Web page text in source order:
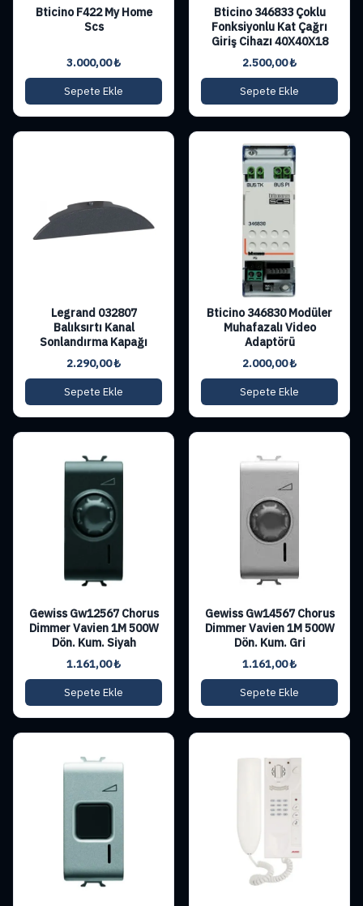
Bticino F422 My Home
Scs
3.000,00₺
Sepete Ekle
Bticino 346833 Çoklu
Fonksiyonlu Kat Çağrı
Giriş Cihazı 40X40X18
2.500,00₺
Sepete Ekle
Legrand 032807
Balıksırtı Kanal
Sonlandırma Kapağı
2.290,00₺
Sepete Ekle
Bticino 346830 Modüler
Muhafazalı Video
Adaptörü
2.000,00₺
Sepete Ekle
Gewiss Gw12567 Chorus
Dimmer Vavien 1M 500W
Dön. Kum. Siyah
1.161,00₺
Sepete Ekle
Gewiss Gw14567 Chorus
Dimmer Vavien 1M 500W
Dön. Kum. Gri
1.161,00₺
Sepete Ekle